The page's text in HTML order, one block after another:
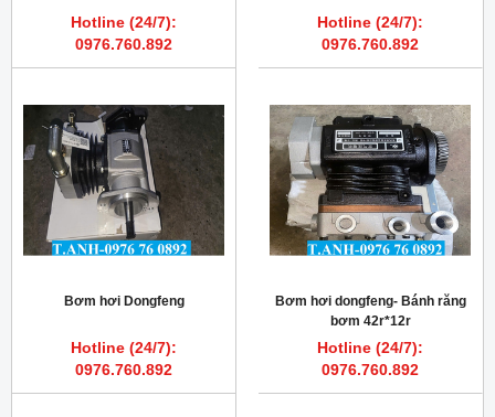
Hotline (24/7):
0976.760.892
Hotline (24/7):
0976.760.892
Bơm hơi Dongfeng
Hotline (24/7):
0976.760.892
Bơm hơi dongfeng- Bánh răng
bơm 42r*12r
Hotline (24/7):
0976.760.892